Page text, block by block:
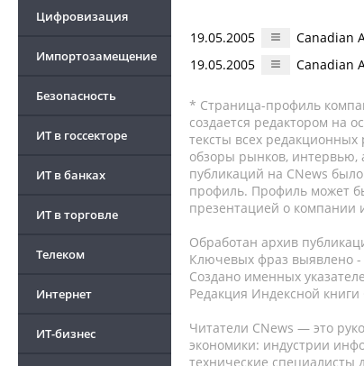
Цифровизация
Импортозамещение
Безопасность
ИТ в госсекторе
ИТ в банках
ИТ в торговле
Телеком
Интернет
ИТ-бизнес
19.05.2005
Canadian
19.05.2005
Canadian
* Страница-профиль
создается редактором на
тексты всех редакционных
обзоры рынков, интервью,
публикаций на CNews
профиль. Профиль может
презентацией о компании
Обработан архив
Ключевых фраз выявлено -
Создано именных
Редакция Индексной книги
Читатели CNews — это
экономики: индустрии
технические